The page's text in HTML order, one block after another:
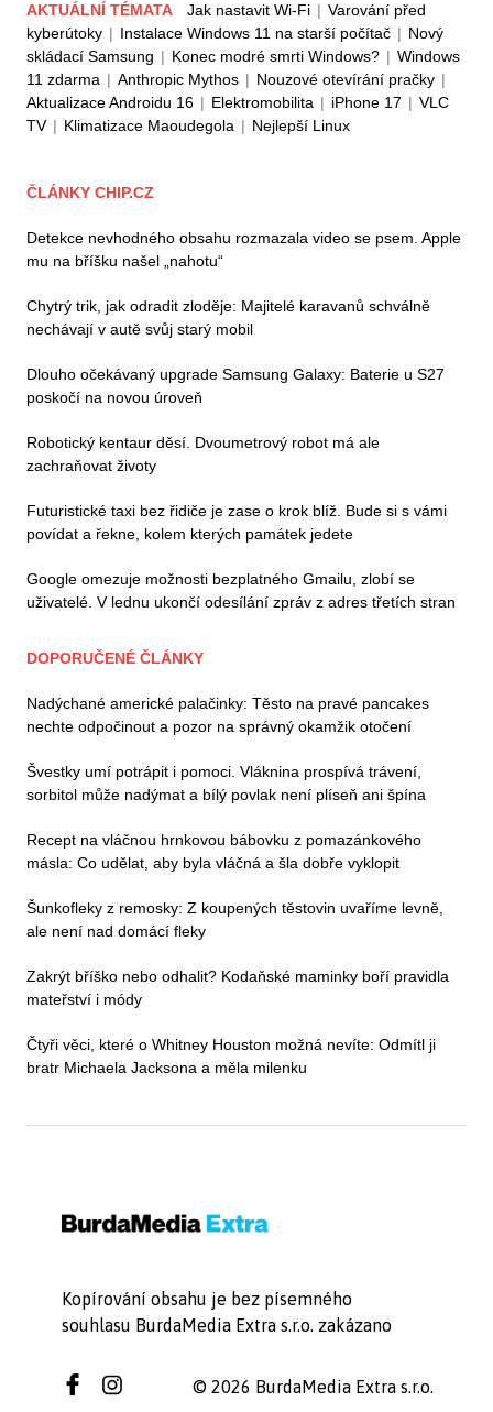
AKTUÁLNÍ TÉMATA Jak nastavit Wi-Fi | Varování před
kyberútoky | Instalace Windows 11 na starší počítač | Nový
skládací Samsung | Konec modré smrti Windows? | Windows
11 zdarma | Anthropic Mythos | Nouzové otevírání pračky |
Aktualizace Androidu 16 | Elektromobilita | iPhone 17 | VLC
TV | Klimatizace Maoudegola | Nejlepší Linux
ČLÁNKY CHIP.CZ
Detekce nevhodného obsahu rozmazala video se psem. Apple
mu na bříšku našel „nahotu“
Chytrý trik, jak odradit zloděje: Majitelé karavanů schválně
nechávají v autě svůj starý mobil
Dlouho očekávaný upgrade Samsung Galaxy: Baterie u S27
poskočí na novou úroveň
Robotický kentaur děsí. Dvoumetrový robot má ale
zachraňovat životy
Futuristické taxi bez řidiče je zase o krok blíž. Bude si s vámi
povídat a řekne, kolem kterých památek jedete
Google omezuje možnosti bezplatného Gmailu, zlobí se
uživatelé. V lednu ukončí odesílání zpráv z adres třetích stran
DOPORUČENÉ ČLÁNKY
Nadýchané americké palačinky: Těsto na pravé pancakes
nechte odpočinout a pozor na správný okamžik otočení
Švestky umí potrápit i pomoci. Vláknina prospívá trávení,
sorbitol může nadýmat a bílý povlak není plíseň ani špína
Recept na vláčnou hrnkovou bábovku z pomazánkového
másla: Co udělat, aby byla vláčná a šla dobře vyklopit
Šunkofleky z remosky: Z koupených těstovin uvaříme levně,
ale není nad domácí fleky
Zakrýt bříško nebo odhalit? Kodaňské maminky boří pravidla
mateřství i módy
Čtyři věci, které o Whitney Houston možná nevíte: Odmítl ji
bratr Michaela Jacksona a měla milenku
Kopírování obsahu je bez písemného
souhlasu BurdaMedia Extra s.r.o. zakázano
© 2026 BurdaMedia Extra s.r.o.